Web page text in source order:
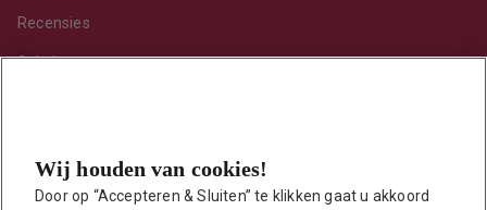
Recensies
Sekshoroscoop
Toy van de maand
Wij houden van cookies!
Door op “Accepteren & Sluiten” te klikken gaat u akkoord